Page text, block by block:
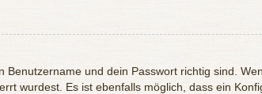
und dein Passwort richtig sind.
wurdest. Es ist ebenfalls möglich, dass ein